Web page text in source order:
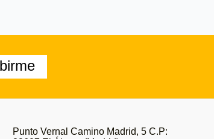
Punto Vernal Camino Madrid, 5 C.P: